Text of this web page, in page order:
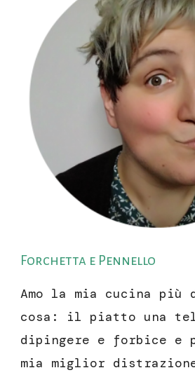
Forchetta e Pennello
Amo la mia cucina
cosa: il piatto una
dipingere e forbice e
mia miglior